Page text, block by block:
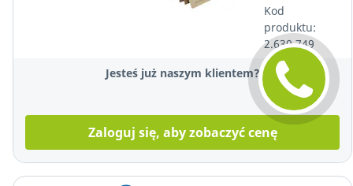
sztuk
Kod
produktu:
2.630.749
Jesteś już naszym klientem?
Zaloguj się, aby zobaczyć cenę